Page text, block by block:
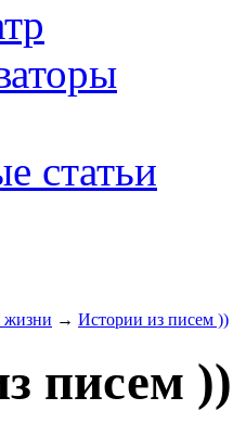
статьи
жизни → Истории из писем ))
писем ))